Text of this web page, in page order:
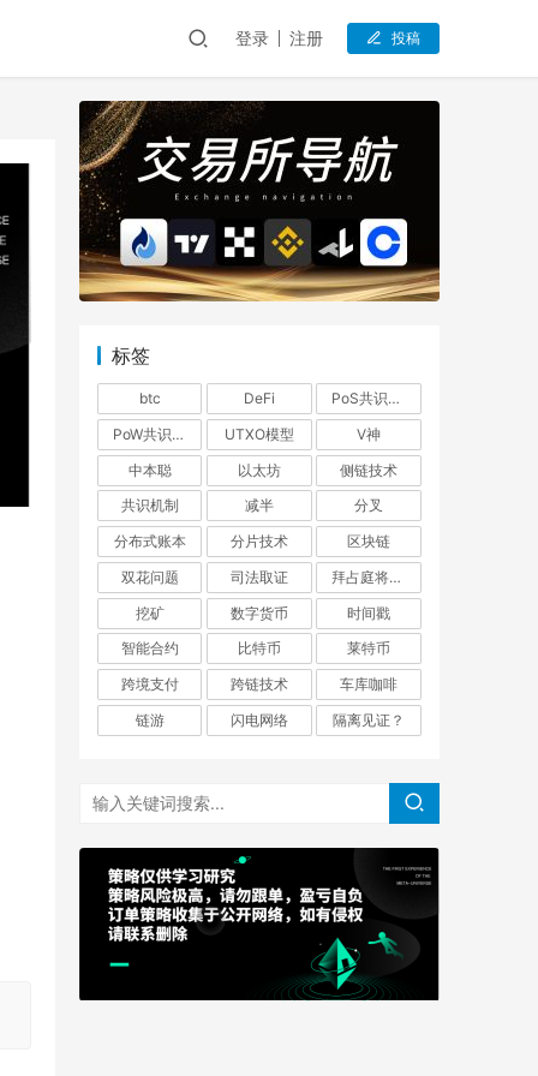
登录 注册 投稿
标签
btc DeFi
PoS共识机制
PoW共识机制
UTXO模型
V神
中本聪
以太坊
侧链技术
共识机制
减半
分叉
分布式账本
分片技术
区块链
双花问题
司法取证
拜占庭将军问题
挖矿
数字货币
时间戳
智能合约
比特币
莱特币
跨境支付
跨链技术
车库咖啡
链游
闪电网络 隔离见证？